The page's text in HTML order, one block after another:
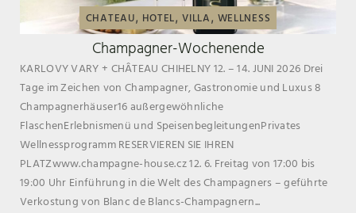
CHATEAU, HOTEL, VILLA , WELLNESS
Champagner-Wochenende
KARLOVY VARY + CHÂTEAU CHIHELNY 12. – 14. JUNI 2026 Drei
Tage im Zeichen von Champagner, Gastronomie und Luxus 8
Champagnerhäuser16 außergewöhnliche
FlaschenErlebnismenü und SpeisenbegleitungenPrivates
Wellnessprogramm RESERVIEREN SIE IHREN
PLATZwww.champagne-house.cz 12. 6. Freitag von 17:00 bis
19:00 Uhr Einführung in die Welt des Champagners – geführte
Verkostung von Blanc de Blancs-Champagnern...